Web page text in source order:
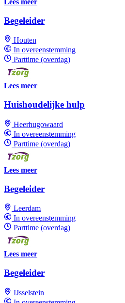
Lees meer
Begeleider
Houten
In overeenstemming
Parttime (overdag)
Lees meer
Huishoudelijke hulp
Heerhugowaard
In overeenstemming
Parttime (overdag)
Lees meer
Begeleider
Leerdam
In overeenstemming
Parttime (overdag)
Lees meer
Begeleider
IJsselstein